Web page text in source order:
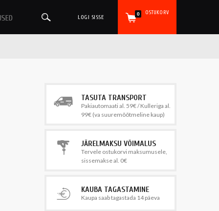
OSTUKORV
0
LOGI SISSE
TASUTA TRANSPORT
Pakiautomaati al. 59€ / Kulleriga al.
99€ (va suuremõõtmeline kaup)
JÄRELMAKSU VÕIMALUS
Tervele ostukorvi maksumusele,
sissemakse al. 0€
KAUBA TAGASTAMINE
Kaupa saab tagastada 14 päeva